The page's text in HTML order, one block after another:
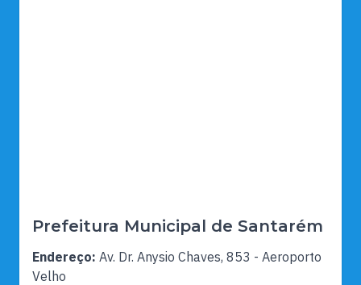
Prefeitura Municipal de Santarém
Endereço: Av. Dr. Anysio Chaves, 853 - Aeroporto
Velho